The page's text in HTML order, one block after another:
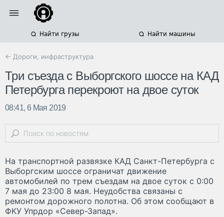
Найти грузы Найти машины
← Дороги, инфраструктура
Три съезда с Выборгского шоссе на КАД
Петербурга перекроют на двое суток
08:41, 6 Мая 2019
На транспортной развязке КАД Санкт-Петербурга с
Выборгским шоссе ограничат движение
автомобилей по трем съездам на двое суток с 0:00
7 мая до 23:00 8 мая. Неудобства связаны с
ремонтом дорожного полотна. Об этом сообщают в
ФКУ Упрдор «Север-Запад».